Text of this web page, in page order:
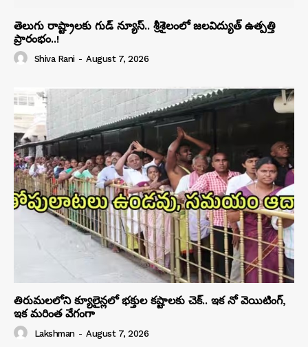
తెలుగు రాష్ట్రాలకు గుడ్ న్యూస్.. శ్రీశైలంలో జలవిద్యుత్ ఉత్పత్తి
ప్రారంభం..!
Shiva Rani - August 7, 2026
తిరుమలలోని క్యూలైన్లలో భక్తుల కష్టాలకు చెక్.. ఇక నో వెయిటింగ్,
ఇక మరింత వేగంగా
Lakshman - August 7, 2026